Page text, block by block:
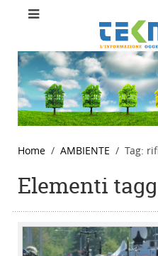
Home AMBIENTE Tag:
Elementi